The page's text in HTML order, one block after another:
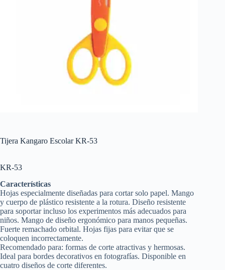
Tijera Kangaro Escolar KR-53
KR-53
Características
Hojas especialmente diseñadas para cortar solo papel. Mango
y cuerpo de plástico resistente a la rotura. Diseño resistente
para soportar incluso los experimentos más adecuados para
niños. Mango de diseño ergonómico para manos pequeñas.
Fuerte remachado orbital. Hojas fijas para evitar que se
coloquen incorrectamente.
Recomendado para: formas de corte atractivas y hermosas.
Ideal para bordes decorativos en fotografías. Disponible en
cuatro diseños de corte diferentes.